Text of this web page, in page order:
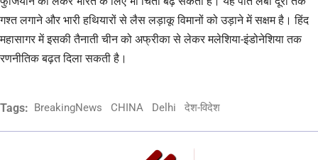
गश्त लगाने और भारी हथियारों से लैस लड़ाकू विमानों को उड़ाने में सक्षम है। हिंद
महासागर में इसकी तैनाती चीन को अफ्रीका से लेकर मलेशिया-इंडोनेशिया तक
रणनीतिक बढ़त दिला सकती है।
Tags: BreakingNews CHINA Delhi देश-विदेश